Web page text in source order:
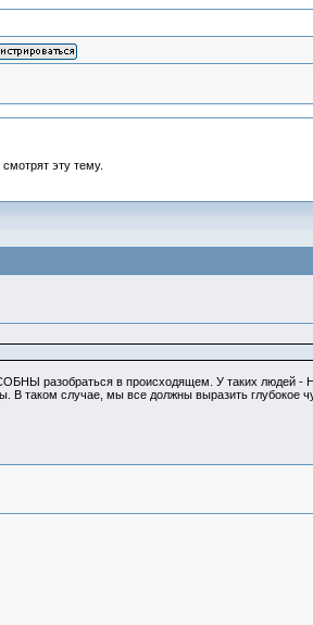
эту тему.
разобраться в происходящем. У таких людей -
В таком случае, мы все должны выразить глубокое